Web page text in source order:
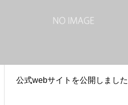
公式webサイトを公開しました